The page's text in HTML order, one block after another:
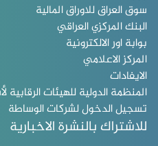
سوق العراق للاوراق المالية
البنك المركزي العراقي
بوابة اور الالكترونية
المركز الاعلامي
الايفادات
المنظمة الدولية للهيئات الرقابية
تسجيل الدخول لشركات الوساطة
للاشتراك بالنشرة الاخبارية